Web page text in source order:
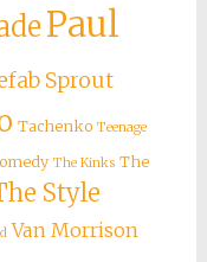
Paul
Sprout
Tachenko Teenage
The Kinks The
Style
Van Morrison